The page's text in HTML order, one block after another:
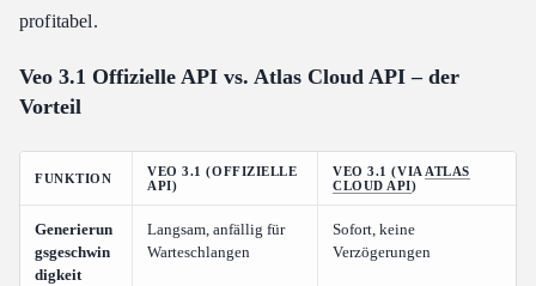
profitabel.
Veo 3.1 Offizielle API vs. Atlas Cloud API – der
Vorteil
FUNKTION
VEO 3.1 (OFFIZIELLE
API)
VEO 3.1 (VIA ATLAS
CLOUD API)
Generierun
gsgeschwin
digkeit
Langsam, anfällig für
Warteschlangen
Sofort, keine
Verzögerungen